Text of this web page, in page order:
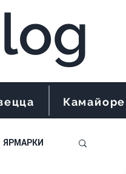
Камайоре
ЯРМАРКИ